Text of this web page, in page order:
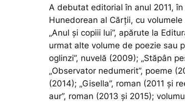
A debutat editorial în anul 2011,
Hunedorean al Cărții, cu volumele
„Anul şi copiii lui”, apărute la
urmat alte volume de poezie sau
oglinzi”, nuvelă (2009); „Stăpân
„Observator nedumerit”, poeme
(2014); „Gisella”, roman (2011 și
aur”, roman (2013 și 2015);